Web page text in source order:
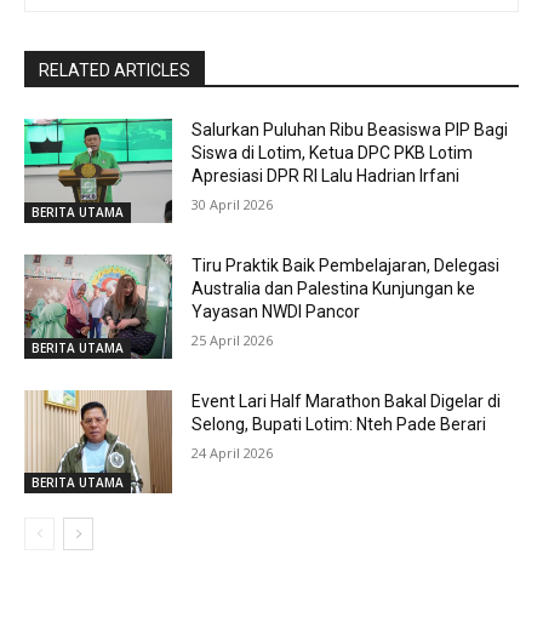
RELATED ARTICLES
BERITA UTAMA
Salurkan Puluhan Ribu Beasiswa PIP Bagi
Siswa di Lotim, Ketua DPC PKB Lotim
Apresiasi DPR RI Lalu Hadrian Irfani
30 April 2026
BERITA UTAMA
Tiru Praktik Baik Pembelajaran, Delegasi
Australia dan Palestina Kunjungan ke
Yayasan NWDI Pancor
25 April 2026
BERITA UTAMA
Event Lari Half Marathon Bakal Digelar di
Selong, Bupati Lotim: Nteh Pade Berari
24 April 2026